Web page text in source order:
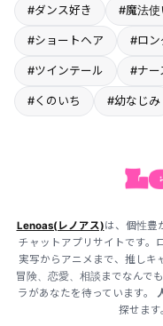
#ダンス好き #魔法使
#ショートヘア #ロン
#ツインテール #ナー
#くのいち #幼なじみ
Lenoas(レノアス)は、個性豊
チャットアプリサイトです。
実写からアニメまで、推しキ
冒険、恋愛、相談までなんで
ラがあなたを待っています。
探せます